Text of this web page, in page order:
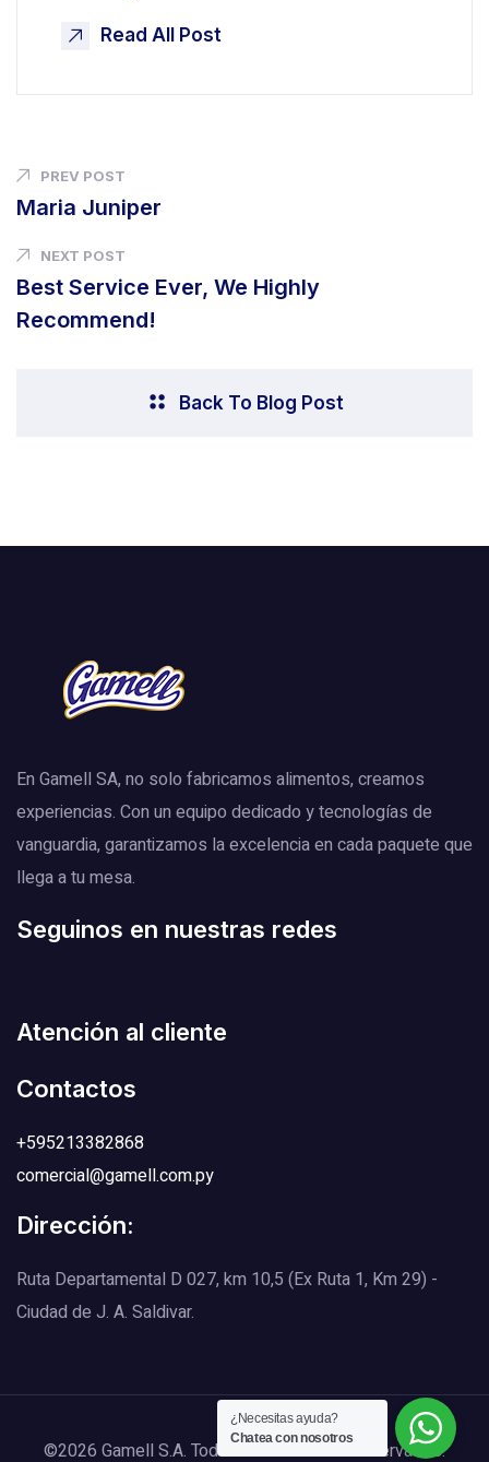
Read All Post
PREV POST
Maria Juniper
NEXT POST
Best Service Ever, We Highly
Recommend!
Back To Blog Post
En Gamell SA, no solo fabricamos alimentos, creamos
experiencias. Con un equipo dedicado y tecnologías de
vanguardia, garantizamos la excelencia en cada paquete que
llega a tu mesa.
Seguinos en nuestras redes
Atención al cliente
Contactos
+595213382868
comercial@gamell.com.py
Dirección:
Ruta Departamental D 027, km 10,5 (Ex Ruta 1, Km 29) -
Ciudad de J. A. Saldivar.
©2026 Gamell S.A. Todos los Derechos Reservados.
¿Necesitas ayuda?
Chatea con nosotros